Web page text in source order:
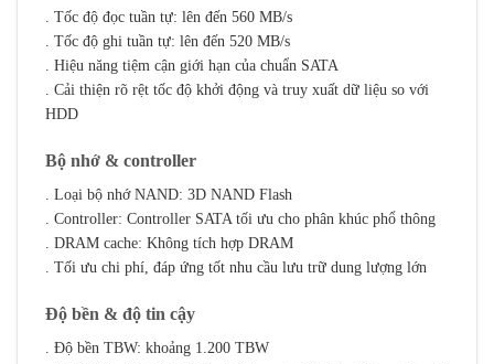
. Tốc độ đọc tuần tự: lên đến 560 MB/s
. Tốc độ ghi tuần tự: lên đến 520 MB/s
. Hiệu năng tiệm cận giới hạn của chuẩn SATA
. Cải thiện rõ rệt tốc độ khởi động và truy xuất dữ liệu so với
HDD
Bộ nhớ & controller
. Loại bộ nhớ NAND: 3D NAND Flash
. Controller: Controller SATA tối ưu cho phân khúc phổ thông
. DRAM cache: Không tích hợp DRAM
. Tối ưu chi phí, đáp ứng tốt nhu cầu lưu trữ dung lượng lớn
Độ bền & độ tin cậy
. Độ bền TBW: khoảng 1.200 TBW